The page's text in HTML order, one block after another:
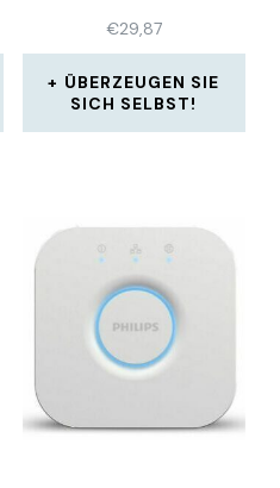
€29,87
ÜBERZEUGEN SIE
SICH SELBST!